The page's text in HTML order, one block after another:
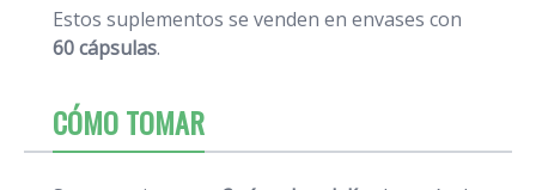
Estos suplementos se venden en envases con
60 cápsulas.
CÓMO TOMAR